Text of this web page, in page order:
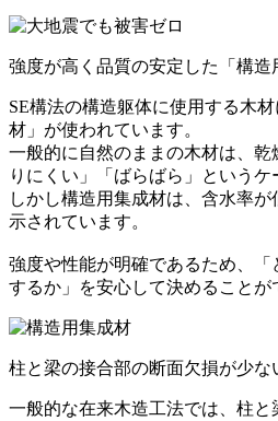
強度が高く品質の安定した「構造
SE構法の構造躯体に使用する木
材」が使われています。
一般的に自然のままの木材は、
りにくい」「ばらばら」というケ
しかし構造用集成材は、含水率
示されています。
強度や性能が明確であるため、「
するか」を安心して決めることが
柱と梁の接合部の断面欠損が少な
一般的な在来木造工法では、柱